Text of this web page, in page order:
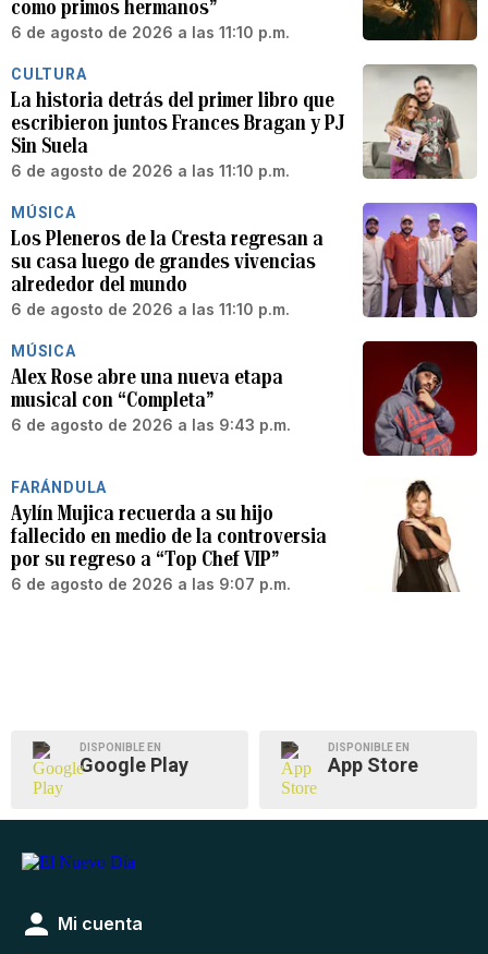
como primos hermanos”
6 de agosto de 2026 a las 11:10 p.m.
CULTURA
La historia detrás del primer libro que
escribieron juntos Frances Bragan y PJ
Sin Suela
6 de agosto de 2026 a las 11:10 p.m.
MÚSICA
Los Pleneros de la Cresta regresan a
su casa luego de grandes vivencias
alrededor del mundo
6 de agosto de 2026 a las 11:10 p.m.
MÚSICA
Alex Rose abre una nueva etapa
musical con “Completa”
6 de agosto de 2026 a las 9:43 p.m.
FARÁNDULA
Aylín Mujica recuerda a su hijo
fallecido en medio de la controversia
por su regreso a “Top Chef VIP”
6 de agosto de 2026 a las 9:07 p.m.
DISPONIBLE EN
Google Play
DISPONIBLE EN
App Store
Mi cuenta